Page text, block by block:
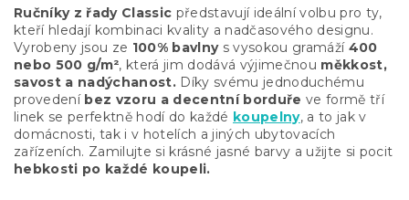
l
á
d
a
c
í
p
r
v
k
Ručníky z řady Classic představují ideální volbu pro ty,
kteří hledají kombinaci kvality a nadčasového designu.
Vyrobeny jsou ze 100% bavlnys vysokou gramáží 400
nebo 500 g/m², která jim dodává výjimečnou měkkost,
savost a nadýchanost. Díky svému jednoduchému
provedení bez vzoru a decentní borduře ve formě tří
linek se perfektně hodí do každé koupelny, a to jak v
domácnosti, tak i v hotelích a jiných ubytovacích
zařízeních. Zamilujte si krásné jasné barvy a užijte si pocit
hebkosti po každé koupeli.